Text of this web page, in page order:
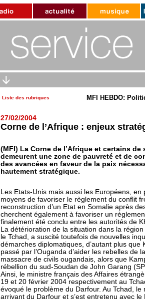
Liste des rubriques MFI HEBDO:
27/02/2004
Corne de l’Afrique : enjeux
(MFI) La Corne de l’Afrique et certains
demeurent une zone de pauvreté et de
des avancées en faveur de la paix
hautement stratégique.
Les Etats-Unis mais aussi les Européens,
moyens de favoriser le règlement du conflit
reconstruction d’un Etat en Somalie après
cherchent également à favoriser un
finalement été conclu entre les autorités de
La détérioration de la situation dans la
le Tchad, a suscité toutefois de nouvelles
démarches diplomatiques, d’autant plus
passé par l’Ouganda d’aider les rebelles de
massacre de civils ougandais, alors que
rébellion du sud-Soudan de John Garang
Ainsi, le ministre français des Affaires
19 et 20 février 2004 respectivement au
évoqué le problème du Darfour. Au Tchad,
arrivant du Darfour et s’est entretenu avec le